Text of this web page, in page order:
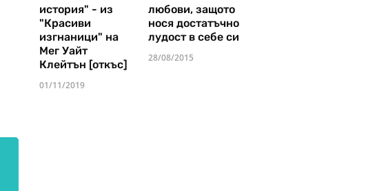
история" - из
"Красиви
изгнаници" на
Мег Уайт
Клейтън [откъс]
01/11/2019
любови, защото
нося достатъчно
лудост в себе си
28/08/2015